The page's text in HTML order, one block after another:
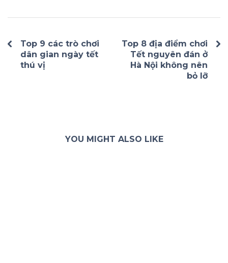
Top 9 các trò chơi
dân gian ngày tết
thú vị
Top 8 địa điểm chơi
Tết nguyên đán ở
Hà Nội không nên
bỏ lỡ
YOU MIGHT ALSO LIKE